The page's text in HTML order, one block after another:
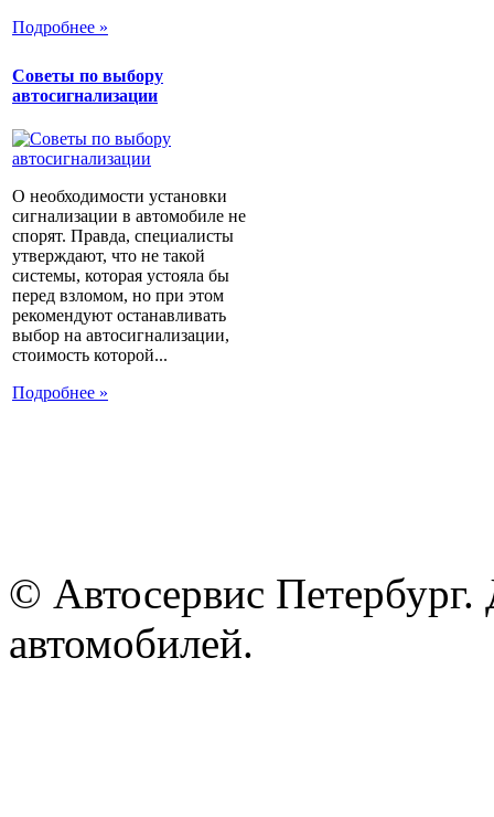
Подробнее »
Советы по выбору
автосигнализации
О необходимости установки
сигнализации в автомобиле не
спорят. Правда, специалисты
утверждают, что не такой
системы, которая устояла бы
перед взломом, но при этом
рекомендуют останавливать
выбор на автосигнализации,
стоимость которой...
Подробнее »
© Автосервис
автомобилей.